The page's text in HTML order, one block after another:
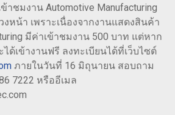
าชมงาน Automotive Manufacturing
งหน้า เพราะเนื่องจากงานแสดงสินค้า
มีค่าเข้าชมงาน 500 บาท แต่หาก
ด้เข้างานฟรี ลงทะเบียนได้ที่เว็บไซต์
ภายในวันที่ 16 มิถุนายน สอบถาม
7222 หรืออีเมล